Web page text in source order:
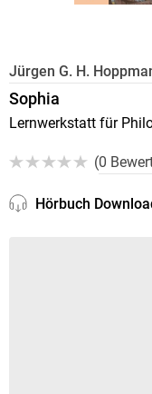
Jürgen G. H.
Sophia
Lernwerkstatt für
(0
Hörbuch